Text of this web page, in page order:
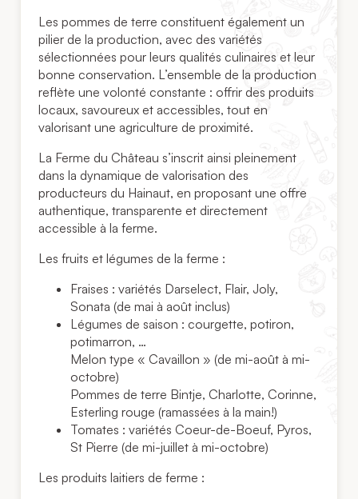
Les pommes de terre constituent également un
pilier de la production, avec des variétés
sélectionnées pour leurs qualités culinaires et leur
bonne conservation. L’ensemble de la production
reflète une volonté constante : offrir des produits
locaux, savoureux et accessibles, tout en
valorisant une agriculture de proximité.
La Ferme du Château s’inscrit ainsi pleinement
dans la dynamique de valorisation des
producteurs du Hainaut, en proposant une offre
authentique, transparente et directement
accessible à la ferme.
Les fruits et légumes de la ferme :
Fraises : variétés Darselect, Flair, Joly,
Sonata (de mai à août inclus)
Légumes de saison : courgette, potiron,
potimarron, …
Melon type « Cavaillon » (de mi-août à mi-
octobre)
Pommes de terre Bintje, Charlotte, Corinne,
Esterling rouge (ramassées à la main!)
Tomates : variétés Coeur-de-Boeuf, Pyros,
St Pierre (de mi-juillet à mi-octobre)
Les produits laitiers de ferme :